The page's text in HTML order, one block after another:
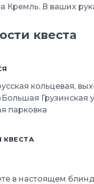
Кремль. В ваших
квеста
кольцевая,
Грузинская
парковка
КВЕСТА
в настоящем